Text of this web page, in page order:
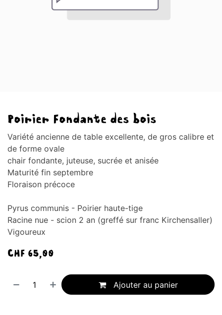
Poirier Fondante des bois
Variété ancienne de table excellente, de gros calibre et
de forme ovale
chair fondante, juteuse, sucrée et anisée
Maturité fin septembre
Floraison précoce
Pyrus communis - Poirier haute-tige
Racine nue - scion 2 an (greffé sur franc Kirchensaller)
Vigoureux
CHF 65,00
Ajouter au panier